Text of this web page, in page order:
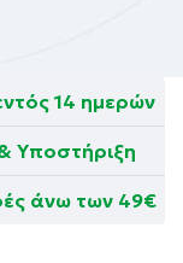
14 ημερών
Υποστήριξη
άνω των 49€